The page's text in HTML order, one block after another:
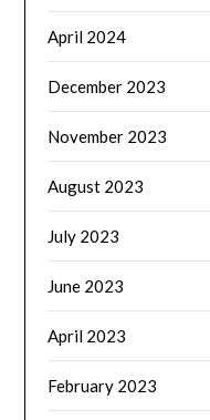
April 2024
December 2023
November 2023
August 2023
July 2023
June 2023
April 2023
February 2023